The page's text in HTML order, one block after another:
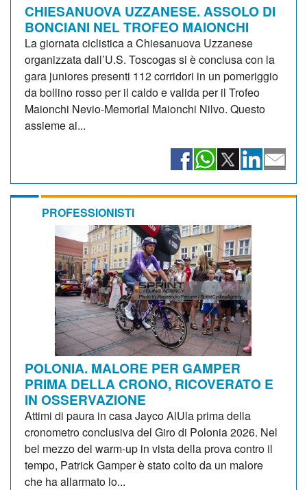
CHIESANUOVA UZZANESE. ASSOLO DI
BONCIANI NEL TROFEO MAIONCHI
La giornata ciclistica a Chiesanuova Uzzanese
organizzata dall’U.S. Toscogas si è conclusa con la
gara juniores presenti 112 corridori in un pomeriggio
da bollino rosso per il caldo e valida per il Trofeo
Maionchi Nevio-Memorial Maionchi Nilvo. Questo
assieme ai...
PROFESSIONISTI
POLONIA. MALORE PER GAMPER
PRIMA DELLA CRONO, RICOVERATO E
IN OSSERVAZIONE
Attimi di paura in casa Jayco AlUla prima della
cronometro conclusiva del Giro di Polonia 2026. Nel
bel mezzo del warm-up in vista della prova contro il
tempo, Patrick Gamper è stato colto da un malore
che ha allarmato lo...